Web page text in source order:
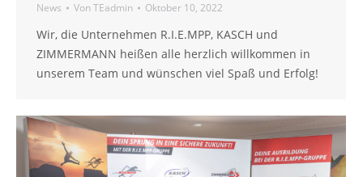
News VonTEadmin Oktober 10, 2022
Wir, die Unternehmen R.I.E.MPP, KASCH und
ZIMMERMANN heißen alle herzlich willkommen in
unserem Team und wünschen viel Spaß und Erfolg!